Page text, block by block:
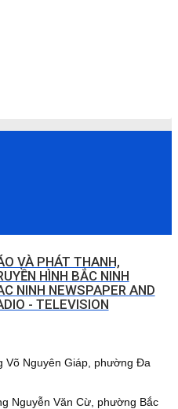
VÀ PHÁT THANH,
HÌNH BẮC NINH
NINH NEWSPAPER AND
- TELEVISION
Võ Nguyên Giáp, phường Đa
Văn Cừ, phường Bắc